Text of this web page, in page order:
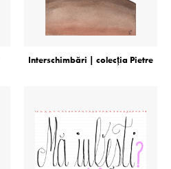
Interschimbări | colecţia Pietre